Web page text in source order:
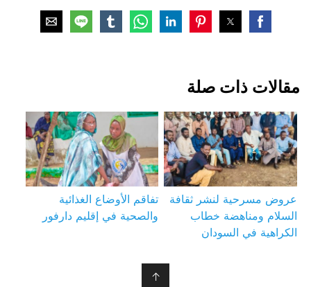
مقالات ذات صلة
عروض مسرحية لنشر ثقافة
السلام ومناهضة خطاب
الكراهية في السودان
تفاقم الأوضاع الغذائية
والصحية في إقليم دارفور
↑